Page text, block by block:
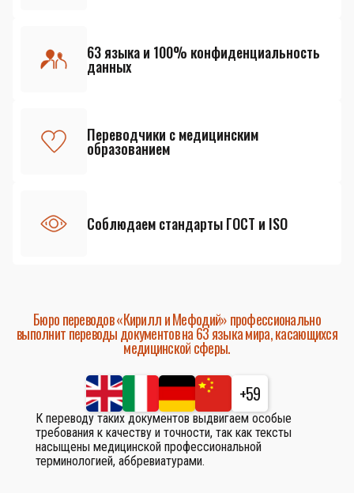
63 языка и 100% конфиденциальность
данных
Переводчики с медицинским
образованием
Соблюдаем стандарты ГОСТ и ISO
Бюро переводов «Кирилл и Мефодий» профессионально
выполнит переводы документов на 63 языка мира, касающихся
медицинской сферы.
+59
К переводу таких документов выдвигаем особые
требования к качеству и точности, так как тексты
насыщены медицинской профессиональной
терминологией, аббревиатурами.